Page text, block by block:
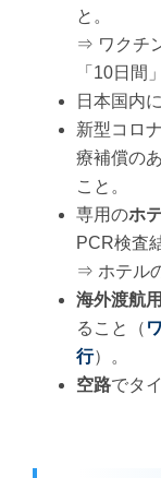
と。
⇒ ワクチ
「10日間
日本国内に
新型コロ
療補償の
こと。
専用のホ
PCR検査
⇒ ホテル
海外渡航
ること（
行）。
空路でタ